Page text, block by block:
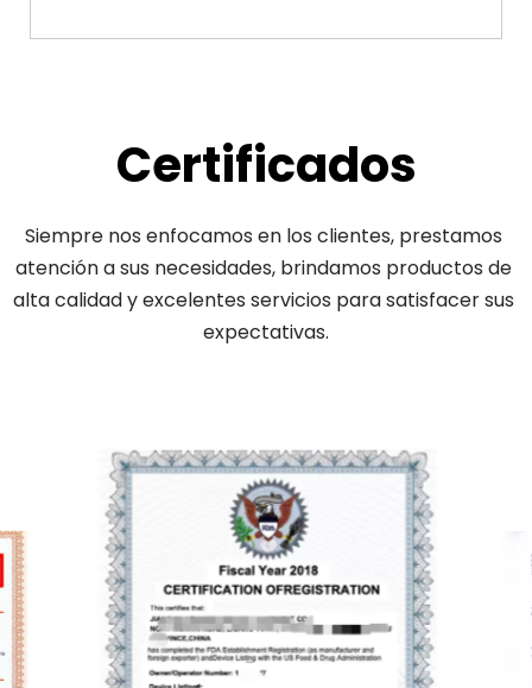
Certificados
Siempre nos enfocamos en los clientes, prestamos
atención a sus necesidades, brindamos productos de
alta calidad y excelentes servicios para satisfacer sus
expectativas.